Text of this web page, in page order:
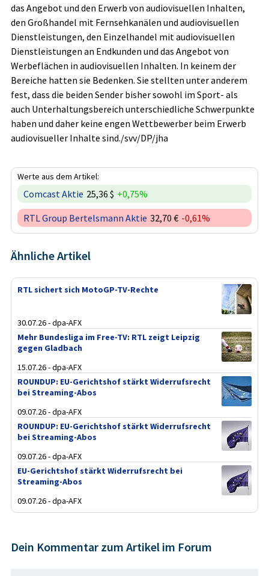
das Angebot und den Erwerb von audiovisuellen Inhalten,
den Großhandel mit Fernsehkanälen und audiovisuellen
Dienstleistungen, den Einzelhandel mit audiovisuellen
Dienstleistungen an Endkunden und das Angebot von
Werbeflächen in audiovisuellen Inhalten. In keinem der
Bereiche hatten sie Bedenken. Sie stellten unter anderem
fest, dass die beiden Sender bisher sowohl im Sport- als
auch Unterhaltungsbereich unterschiedliche Schwerpunkte
haben und daher keine engen Wettbewerber beim Erwerb
audiovisueller Inhalte sind./svv/DP/jha
Werte aus dem Artikel:
Comcast Aktie 25,36 $ +0,75%
RTL Group Bertelsmann Aktie 32,70 € -0,61%
Ähnliche Artikel
RTL sichert sich MotoGP-TV-Rechte
30.07.26 - dpa-AFX
Mehr Bundesliga im Free-TV: RTL zeigt Leipzig
gegen Gladbach
15.07.26 - dpa-AFX
ROUNDUP: EU-Gerichtshof stärkt Widerrufsrecht
bei Streaming-Abos
09.07.26 - dpa-AFX
ROUNDUP: EU-Gerichtshof stärkt Widerrufsrecht
bei Streaming-Abos
09.07.26 - dpa-AFX
EU-Gerichtshof stärkt Widerrufsrecht bei
Streaming-Abos
09.07.26 - dpa-AFX
Dein Kommentar zum Artikel im Forum